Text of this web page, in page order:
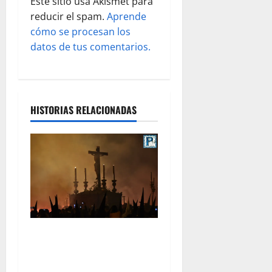
a
d
reducir el spam. Aprende
cómo se procesan los
datos de tus comentarios.
HISTORIAS RELACIONADAS